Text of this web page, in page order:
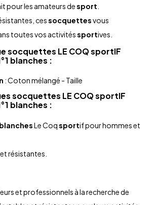
pour les amateurs desport
cessocquettesvous
toutes vos activitéssportives.
socquettes LE COQ sportIF
blanches :
: Coton mélangé - Taille
socquettes LE COQ sportIF
blanches :
blanchesLe Coqsportif pour hommes et
résistantes.
et professionnels à la recherche de